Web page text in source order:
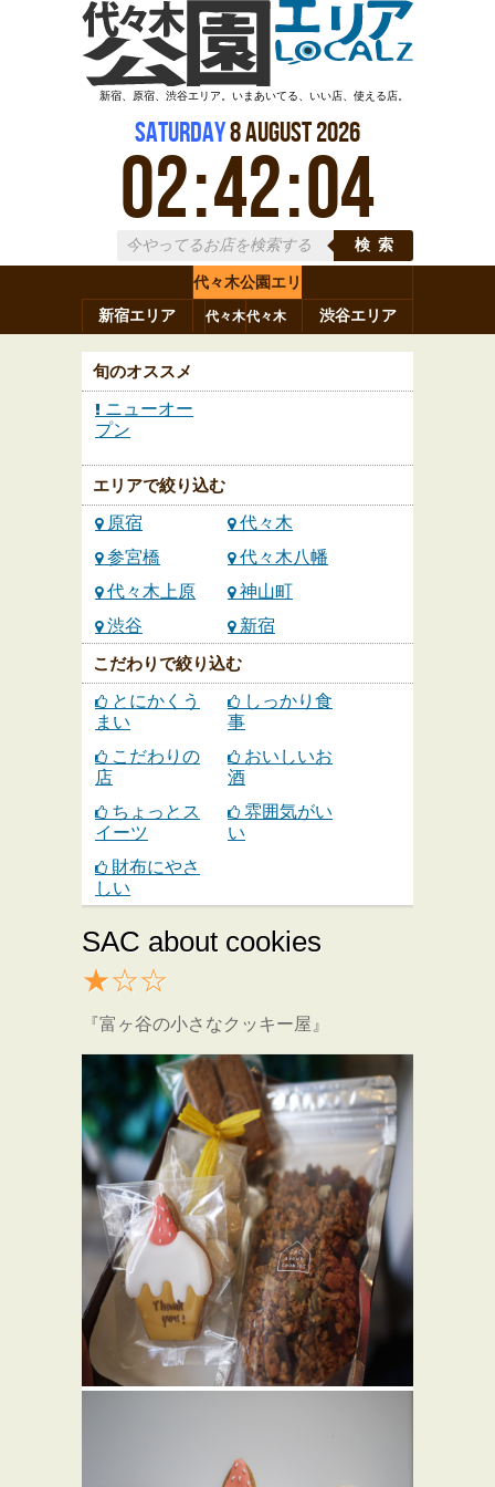
新宿、原宿、渋谷エリア。いまあいてる、いい店、使える店。
Saturday8August2026
02:42:04
検索
新宿エリア
代々木公園エリ
ア
渋谷エリア
原宿 代々木参宮橋
代々木
八幡
代々木
上原 神山町 渋谷 新宿
旬のオススメ
ニューオー
プン
エリアで絞り込む
原宿
代々木
参宮橋
代々木八幡
代々木上原
神山町
渋谷
新宿
こだわりで絞り込む
とにかくう
まい
しっかり食
事
こだわりの
店
おいしいお
酒
ちょっとス
イーツ
雰囲気がい
い
財布にやさ
しい
SAC about cookies
★☆☆
『富ヶ谷の小さなクッキー屋』